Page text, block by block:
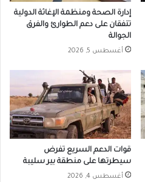
إدارة الصحة ومنظمة الإغاثة الدولية
تتفقان على دعم الطوارئ والفرق
الجوالة
أغسطس 5, 2026
قوات الدعم السريع تفرض
سيطرتها على منطقة بير سليبة
أغسطس 4, 2026